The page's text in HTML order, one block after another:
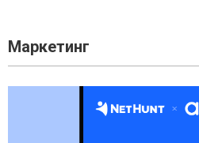
Маркетинг